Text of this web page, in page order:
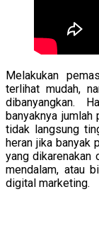
Melakukan
terlihat mudah,
dibanyangkan.
banyaknya
tidak langsung
heran jika banyak
yang dikarenakan
mendalam, atau
digital marketing.